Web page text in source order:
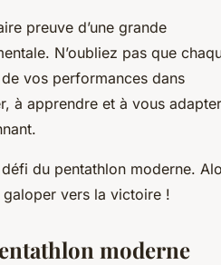
preuve d’une grande
N’oubliez pas que
vos performances dans
à apprendre et à vous adapter
du pentathlon moderne.
vers la victoire !
moderne